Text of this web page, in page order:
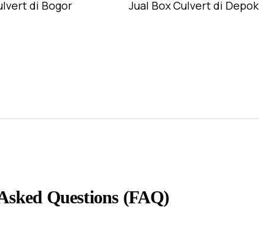
di Bogor Jual Box Culvert di Depok
Questions (FAQ)